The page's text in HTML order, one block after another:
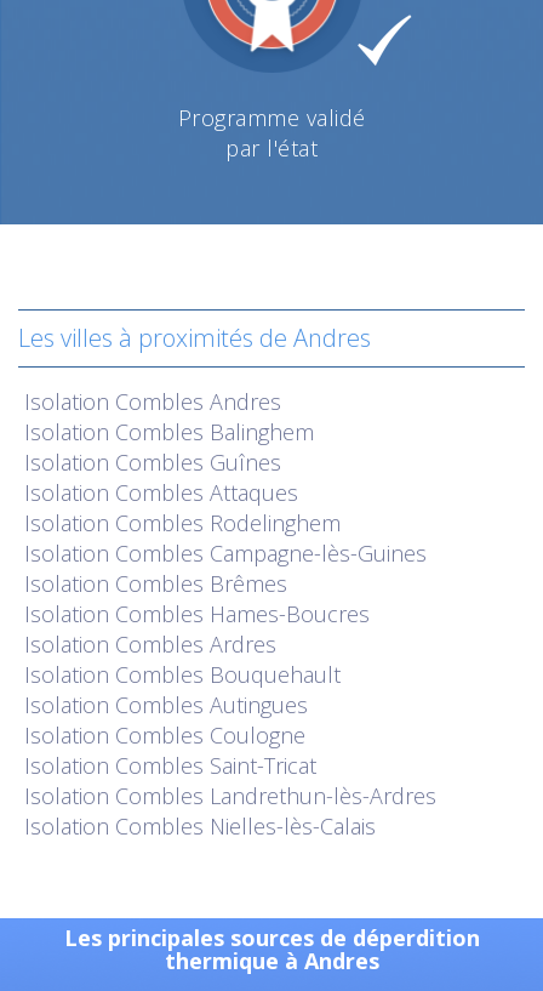
Programme validé
par l'état
Les villes à proximités de Andres
Isolation Combles Andres
Isolation Combles Balinghem
Isolation Combles Guînes
Isolation Combles Attaques
Isolation Combles Rodelinghem
Isolation Combles Campagne-lès-Guines
Isolation Combles Brêmes
Isolation Combles Hames-Boucres
Isolation Combles Ardres
Isolation Combles Bouquehault
Isolation Combles Autingues
Isolation Combles Coulogne
Isolation Combles Saint-Tricat
Isolation Combles Landrethun-lès-Ardres
Isolation Combles Nielles-lès-Calais
Les principales sources de déperdition
thermique à Andres